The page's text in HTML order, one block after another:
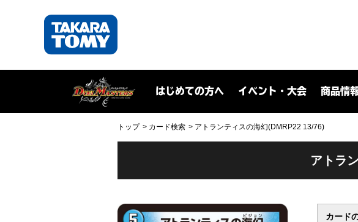
はじめての方へ イベント・大会 商品情
トップ カード検索 アトランティスの海幻(DMRP22 13/76)
アトラ
カード